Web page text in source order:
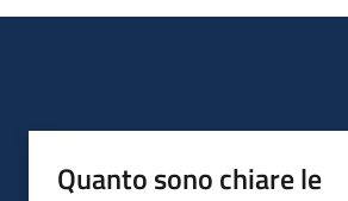
Quanto sono chiare le